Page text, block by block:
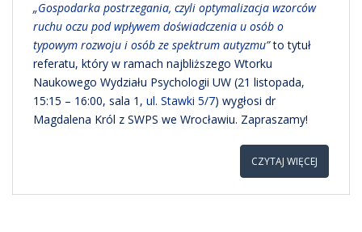
„Gospodarka postrzegania, czyli optymalizacja wzorców
ruchu oczu pod wpływem doświadczenia u osób o
typowym rozwoju i osób ze spektrum autyzmu”to tytuł
referatu, który w ramach najbliższego Wtorku
Naukowego Wydziału Psychologii UW (21 listopada,
15:15 – 16:00, sala 1, ul. Stawki 5/7) wygłosi dr
Magdalena Król z SWPS we Wrocławiu. Zapraszamy!
CZYTAJ WIĘCEJ